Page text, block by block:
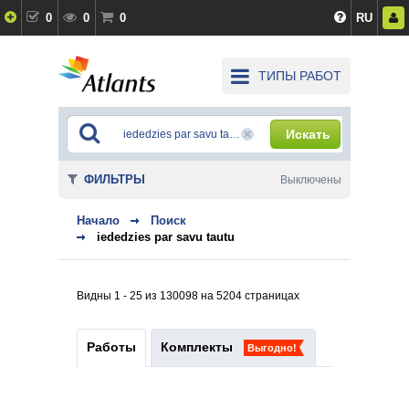
0 0 0 RU
ТИПЫ РАБОТ
Искать
Начало
Поиск
iededzies par savu tautu
Видны 1 - 25 из 130098 на 5204 страницах
Работы Комплекты Выгодно!
ФИЛЬТРЫ Выключены